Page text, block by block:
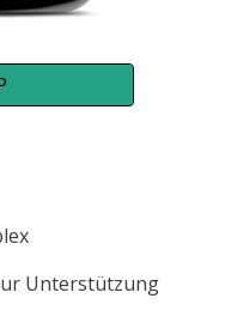
Unterstützung